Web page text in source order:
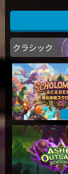
クラシック